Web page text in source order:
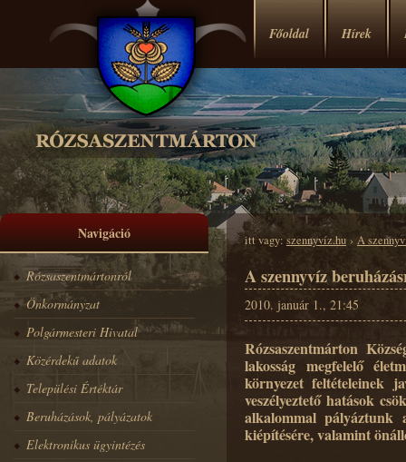
Főoldal Hírek
Navigáció
Rózsaszentmártonról
Önkormányzat
Polgármesteri Hivatal
Közérdekű adatok
Települési Értéktár
Beruházások, pályázatok
Elektronikus ügyintézés
itt vagy: szennyvíz.hu › A
A szennyvíz
2010. január 1., 21:45
Rózsaszentmárton
lakosság megfelelő
környezet feltételeinek
veszélyeztető hatások
alkalommal pályáztunk
kiépítésére, valamint